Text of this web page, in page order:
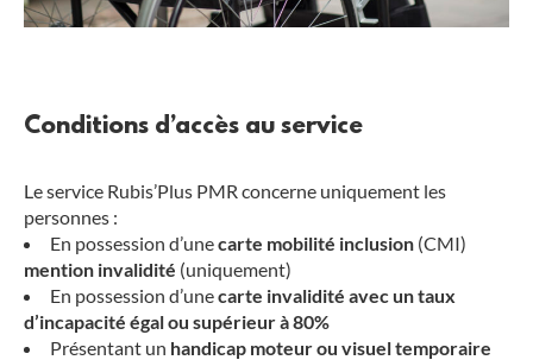
Conditions d’accès au service
Le service Rubis’Plus PMR concerne uniquement les
personnes :
En possession d’unecarte mobilité inclusion (CMI)
mention invalidité (uniquement)
En possession d’unecarte invalidité avec un taux
d’incapacité égal ou supérieur à 80%
Présentant un handicap moteur ou visuel temporaire